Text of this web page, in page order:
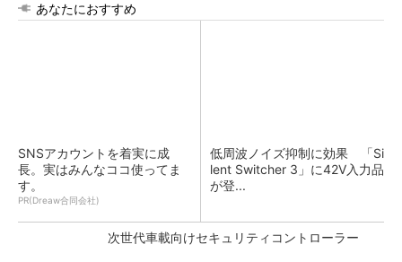
あなたにおすすめ
SNSアカウントを着実に成
長。実はみんなココ使ってま
す。
PR(Dreaw合同会社)
低周波ノイズ抑制に効果 「Si
lent Switcher 3」に42V入力品
が登...
次世代車載向けセキュリティコントローラー